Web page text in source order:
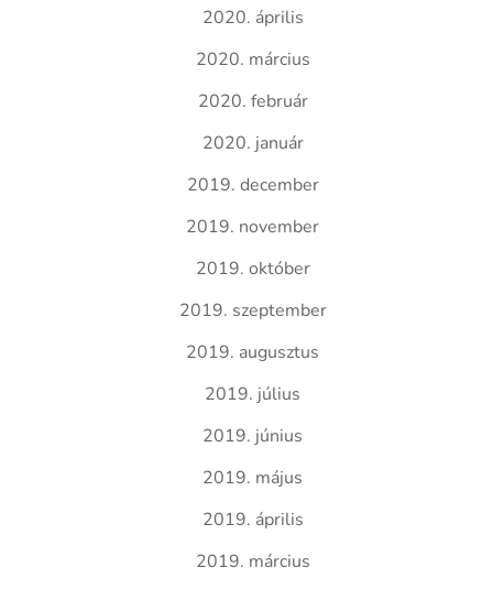
2020. április
2020. március
2020. február
2020. január
2019. december
2019. november
2019. október
2019. szeptember
2019. augusztus
2019. július
2019. június
2019. május
2019. április
2019. március